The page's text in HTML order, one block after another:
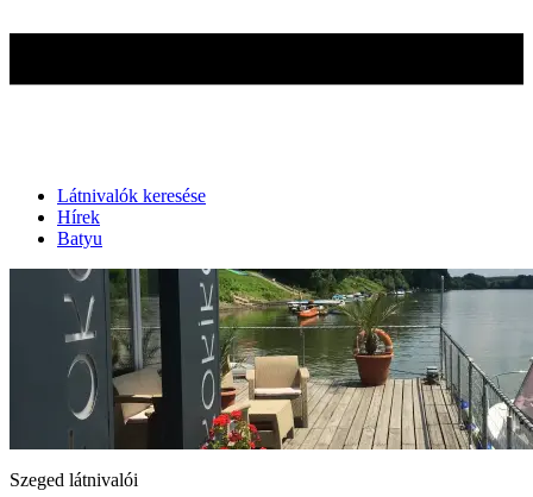
Látnivalók keresése
Hírek
Batyu
Szeged látnivalói